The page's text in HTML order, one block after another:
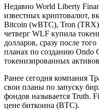
Недавно World Liberty
известных криптовалют,
Bitcoin (wBTC), Tron
четверг WLF купила
долларов, сразу после
планах по созданию Ondo
токенизированных
Ранее сегодня компания
свои планы по запуску
фондов называется Truth.
цене биткоина (BTC).